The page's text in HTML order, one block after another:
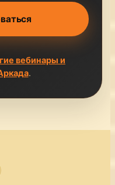
вебинары и
.